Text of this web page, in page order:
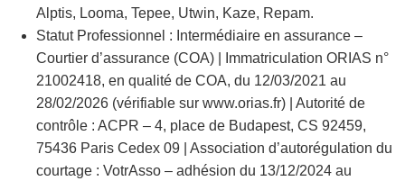
Alptis, Looma, Tepee, Utwin, Kaze, Repam.
Statut Professionnel : Intermédiaire en assurance –
Courtier d’assurance (COA) | Immatriculation ORIAS n°
21002418, en qualité de COA, du 12/03/2021 au
28/02/2026 (vérifiable sur www.orias.fr) | Autorité de
contrôle : ACPR – 4, place de Budapest, CS 92459,
75436 Paris Cedex 09 | Association d’autorégulation du
courtage : VotrAsso – adhésion du 13/12/2024 au